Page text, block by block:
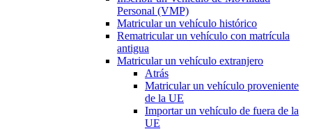
Personal (VMP)
Matricular un vehículo histórico
Rematricular un vehículo con matrícula
antigua
Matricular un vehículo extranjero
Atrás
Matricular un vehículo proveniente
de la UE
Importar un vehículo de fuera de la
UE